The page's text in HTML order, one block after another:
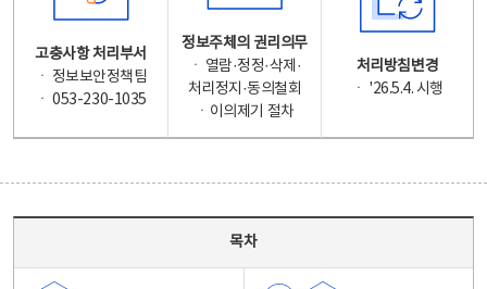
고충사항 처리부서
ㆍ 정보보안정책팀
ㆍ 053-230-1035
정보주체의 권리의무
ㆍ 열람·정정·삭제·
처리정지·동의철회
ㆍ이의제기 절차
처리방침변경
ㆍ '26.5.4. 시행
목차